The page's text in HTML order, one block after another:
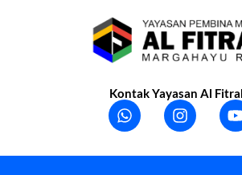
Kontak Yayasan Al
W
h
t
I
n
t
t